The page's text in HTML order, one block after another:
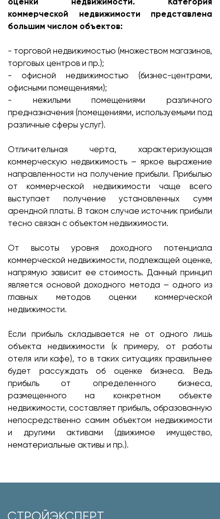
коммерческой недвижимости представлена
большим числом объектов:
- торговой недвижимостью (множеством магазинов,
торговых центров и пр.);
- офисной недвижимостью (бизнес-центрами,
офисными помещениями);
- нежилыми помещениями различного
предназначения (помещениями, используемыми под
различные сферы услуг).
Отличительная черта, характеризующая
коммерческую недвижимость – яркое выражение
направленности на получение прибыли. Прибылью
от коммерческой недвижимости чаще всего
выступает получение установленных сумм
арендной платы. В таком случае источник прибыли
тесно связан с объектом недвижимости.
От высоты уровня доходного потенциала
коммерческой недвижимости, подлежащей оценке,
напрямую зависит ее стоимость. Данный принцип
является основой доходного метода – одного из
главных методов оценки коммерческой
недвижимости.
Если прибыль складывается не от одного лишь
объекта недвижимости (к примеру, от работы
отеля или кафе), то в таких ситуациях правильнее
будет рассуждать об оценке бизнеса. Ведь
прибыль от определенного бизнеса,
размещенного на конкретном объекте
недвижимости, составляет прибыль, образованную
непосредственно самим объектом недвижимости
и другими активами (движимое имущество,
нематериальные активы и пр.).